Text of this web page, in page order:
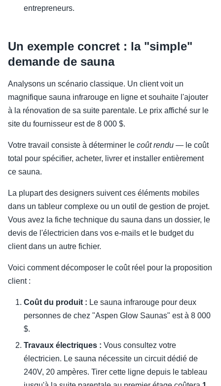
entrepreneurs.
Un exemple concret : la "simple"
demande de sauna
Analysons un scénario classique. Un client voit un
magnifique sauna infrarouge en ligne et souhaite l'ajouter
à la rénovation de sa suite parentale. Le prix affiché sur le
site du fournisseur est de 8 000 $.
Votre travail consiste à déterminer le coût rendu — le coût
total pour spécifier, acheter, livrer et installer entièrement
ce sauna.
La plupart des designers suivent ces éléments mobiles
dans un tableur complexe ou un outil de gestion de projet.
Vous avez la fiche technique du sauna dans un dossier, le
devis de l'électricien dans vos e-mails et le budget du
client dans un autre fichier.
Voici comment décomposer le coût réel pour la proposition
client :
Coût du produit : Le sauna infrarouge pour deux
personnes de chez "Aspen Glow Saunas" est à 8 000
$.
Travaux électriques : Vous consultez votre
électricien. Le sauna nécessite un circuit dédié de
240V, 20 ampères. Tirer cette ligne depuis le tableau